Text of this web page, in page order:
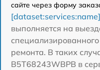
сайте через форму
выполняется на
ремонта. В таких
B5T68243WBPB в